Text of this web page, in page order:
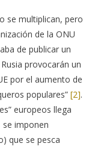
se multiplican, pero
de la ONU
de publicar un
provocarán un
por el aumento de
populares” [2].
europeos llega
imponen
que se pesca